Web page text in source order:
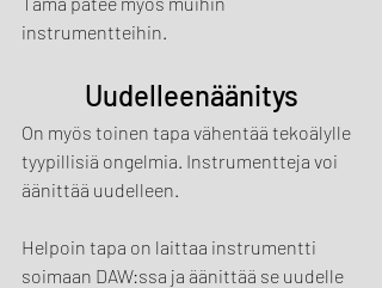
instrumentteihin.
Uudelleenäänitys
On myös toinen tapa vähentää tekoälylle
tyypillisiä ongelmia. Instrumentteja voi
äänittää uudelleen.
Helpoin tapa on laittaa instrumentti
soimaan DAW:ssa ja äänittää se uudelle